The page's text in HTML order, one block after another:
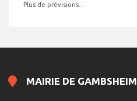
Plus de prévisions...
MAIRIE DE GAMBSHEIM